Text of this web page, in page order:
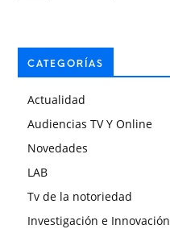
CATEGORÍAS
Actualidad
Audiencias TV Y Online
Novedades
LAB
Tv de la notoriedad
Investigación e Innovación